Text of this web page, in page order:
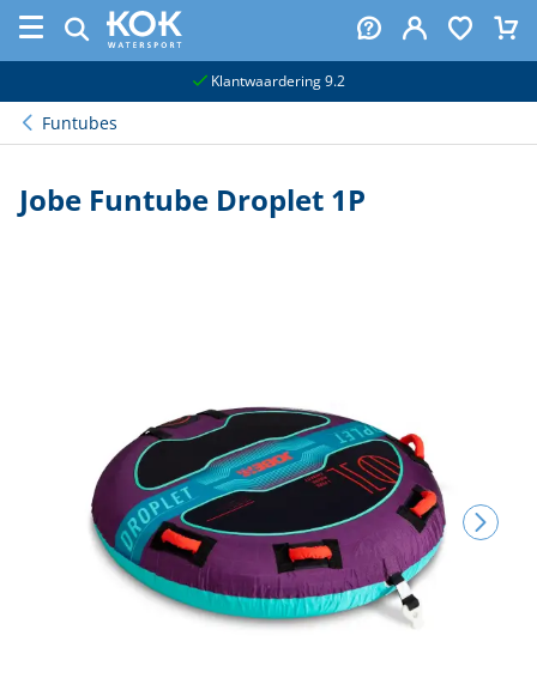
Klantwaardering 9.2
Funtubes
Jobe Funtube Droplet 1P